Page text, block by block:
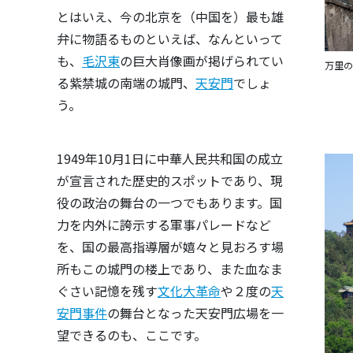
万里
とはいえ、今の北京を（中国を）最も雄
弁に物語るものといえば、なんといって
も、 毛沢東の巨大肖像画が掲げられてい
る紫禁城の南端の城門、 天安門でしょ
う。
1949年10月1日に中華人民共和国の成立
が宣言された歴史的スポットであり、現
役の政治の舞台の一つでもあります。国
力を内外に誇示する軍事パレードなど
を、国の最高指導層が嬉々と見おろす場
所もこの城門の楼上であり、また血なま
ぐさい記憶を残す文化大革命や２度の天
安門事件の舞台となった天安門広場を一
望できるのも、ここです。